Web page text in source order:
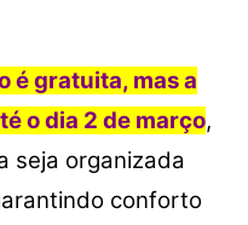
é gratuita, mas a
o dia 2 de março,
seja organizada
conforto